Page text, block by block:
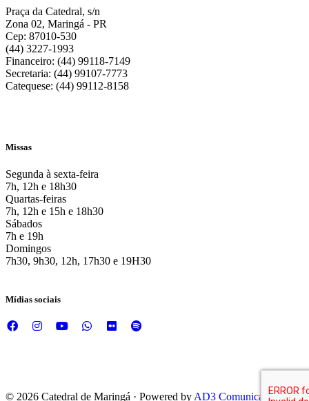
Praça da Catedral, s/n
Zona 02, Maringá - PR
Cep: 87010-530
(44) 3227-1993
Financeiro: (44) 99118-7149
Secretaria: (44) 99107-7773
Catequese: (44) 99112-8158
Missas
Segunda à sexta-feira
7h, 12h e 18h30
Quartas-feiras
7h, 12h e 15h e 18h30
Sábados
7h e 19h
Domingos
7h30, 9h30, 12h, 17h30 e 19H30
Mídias sociais
© 2026 Catedral de Maringá · Powered by AD3 Comunicação e